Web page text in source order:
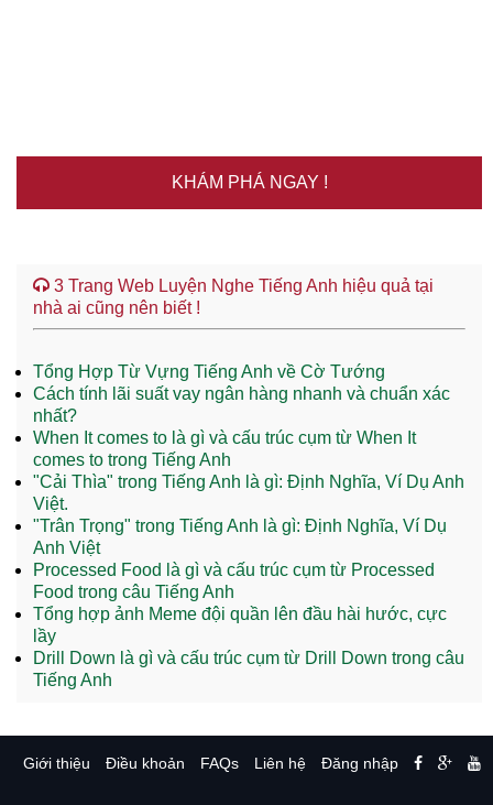
KHÁM PHÁ NGAY !
3 Trang Web Luyện Nghe Tiếng Anh hiệu quả tại
nhà ai cũng nên biết !
Tổng Hợp Từ Vựng Tiếng Anh về Cờ Tướng
Cách tính lãi suất vay ngân hàng nhanh và chuẩn xác
nhất?
When It comes to là gì và cấu trúc cụm từ When It
comes to trong Tiếng Anh
"Cải Thìa" trong Tiếng Anh là gì: Định Nghĩa, Ví Dụ Anh
Việt.
"Trân Trọng" trong Tiếng Anh là gì: Định Nghĩa, Ví Dụ
Anh Việt
Processed Food là gì và cấu trúc cụm từ Processed
Food trong câu Tiếng Anh
Tổng hợp ảnh Meme đội quần lên đầu hài hước, cực
lầy
Drill Down là gì và cấu trúc cụm từ Drill Down trong câu
Tiếng Anh
Giới thiệu Điều khoản FAQs Liên hệ Đăng nhập